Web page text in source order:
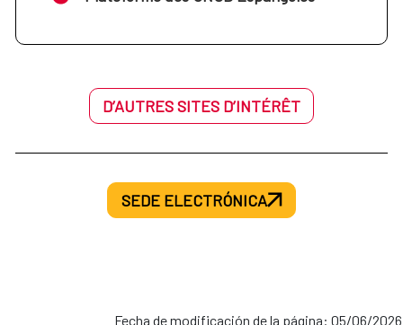
D’AUTRES SITES D’INTÉRÊT
SEDE ELECTRÓNICA
Fecha de modificación de la página: 05/06/2026